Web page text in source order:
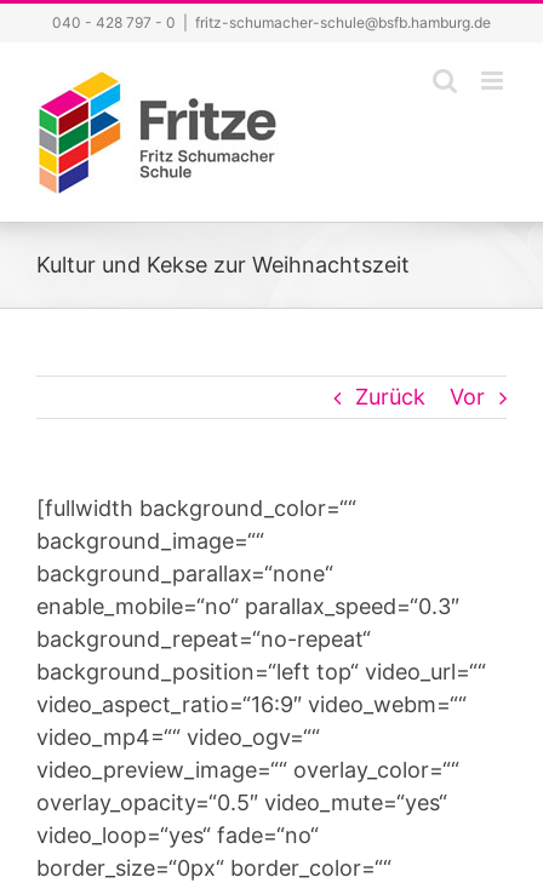
springen
040 - 428 797 - 0 fritz-schumacher-schule@bsfb.hamburg.de
Kultur und Kekse zur Weihnachtszeit
Zurück Vor
[fullwidth background_color=““
background_image=““
background_parallax=“none“
enable_mobile=“no“ parallax_speed=“0.3″
background_repeat=“no-repeat“
background_position=“left top“ video_url=““
video_aspect_ratio=“16:9″ video_webm=““
video_mp4=““ video_ogv=““
video_preview_image=““ overlay_color=““
overlay_opacity=“0.5″ video_mute=“yes“
video_loop=“yes“ fade=“no“
border_size=“0px“ border_color=““